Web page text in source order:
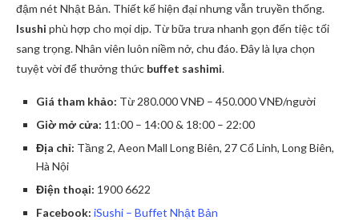
đậm nét Nhật Bản. Thiết kế hiện đại nhưng vẫn truyền thống.
Isushi phù hợp cho mọi dịp. Từ bữa trưa nhanh gọn đến tiệc tối
sang trọng. Nhân viên luôn niềm nở, chu đáo. Đây là lựa chọn
tuyệt vời để thưởng thức buffet sashimi.
Giá tham khảo: Từ 280.000 VNĐ – 450.000 VNĐ/người
Giờ mở cửa: 11:00 – 14:00 & 18:00 – 22:00
Địa chỉ: Tầng 2, Aeon Mall Long Biên, 27 Cổ Linh, Long Biên,
Hà Nội
Điện thoại: 1900 6622
Facebook: iSushi – Buffet Nhật Bản